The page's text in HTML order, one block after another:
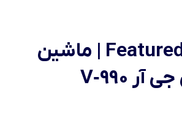
Featured Snippet | ماشین
اصلاح وی جی آر V‑990